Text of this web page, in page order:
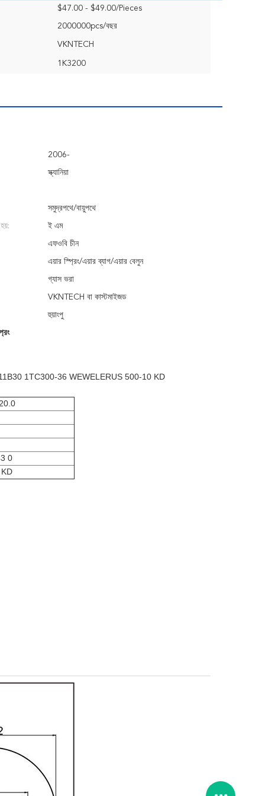
$47.00 - $49.00/Pieces
2000000pcs/বছর
VKNTECH
1K3200
2006-
স্ক্যানিয়া
সমুদ্রপথে/বায়ুপথে
ই এম
এফওবি চীন
এয়ার স্প্রিং/এয়ার ব্যাগ/এয়ার বেলুন
গ্যাস ভরা
VKNTECH বা কাস্টমাইজড
হুয়াংপু
1TC300-36 WEWELERUS 500-10 KD
0